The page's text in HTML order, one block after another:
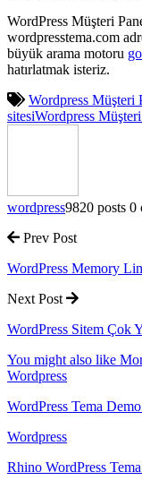
WordPress Müşteri
wordpresstema.com
büyük arama motoru
hatırlatmak isteriz.
Wordpress Müşteri
sitesiWordpress
wordpress9820 posts 0
Prev Post
WordPress Memory
Next Post
WordPress Sitem Çok
You might also like
Wordpress
WordPress Tema
Wordpress
Rhino WordPress